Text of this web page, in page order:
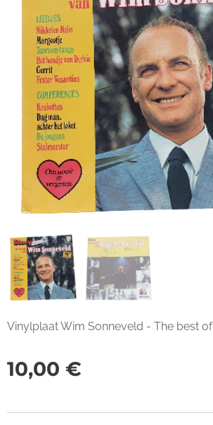
Vinylplaat Wim Sonneveld - The best of
10,00 €